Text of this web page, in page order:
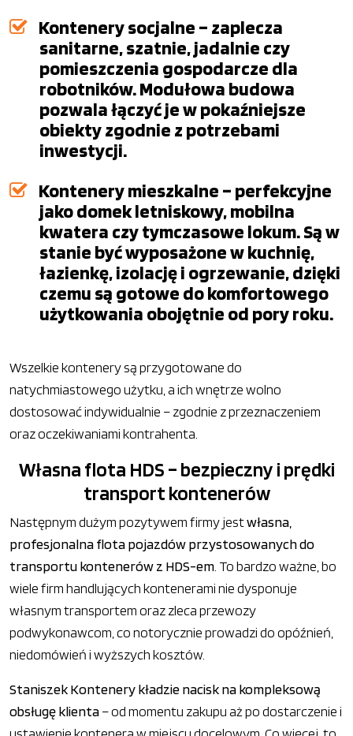
Kontenery socjalne – zaplecza
sanitarne, szatnie, jadalnie czy
pomieszczenia gospodarcze dla
robotników. Modułowa budowa
pozwala łączyć je w pokaźniejsze
obiekty zgodnie z potrzebami
inwestycji.
Kontenery mieszkalne – perfekcyjne
jako domek letniskowy, mobilna
kwatera czy tymczasowe lokum. Są w
stanie być wyposażone w kuchnię,
łazienkę, izolację i ogrzewanie, dzięki
czemu są gotowe do komfortowego
użytkowania obojętnie od pory roku.
Wszelkie kontenery są przygotowane do
natychmiastowego użytku, a ich wnętrze wolno
dostosować indywidualnie – zgodnie z przeznaczeniem
oraz oczekiwaniami kontrahenta.
Własna flota HDS – bezpieczny i prędki
transport kontenerów
Następnym dużym pozytywem firmy jestwłasna,
profesjonalna flota pojazdów przystosowanych do
transportu kontenerów z HDS-em. To bardzo ważne, bo
wiele firm handlujących kontenerami nie dysponuje
własnym transportem oraz zleca przewozy
podwykonawcom, co notorycznie prowadzi do opóźnień,
niedomówień i wyższych kosztów.
Staniszek Kontenery kładzie nacisk na kompleksową
obsługę klienta– od momentu zakupu aż po dostarczenie i